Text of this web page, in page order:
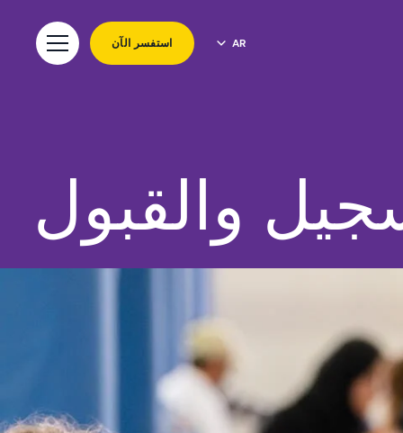
AR استفسر الآن
والقبول